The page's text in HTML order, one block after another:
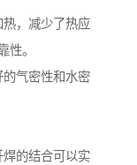
，减少了热应
性。
气密性和水密
的结合可以实